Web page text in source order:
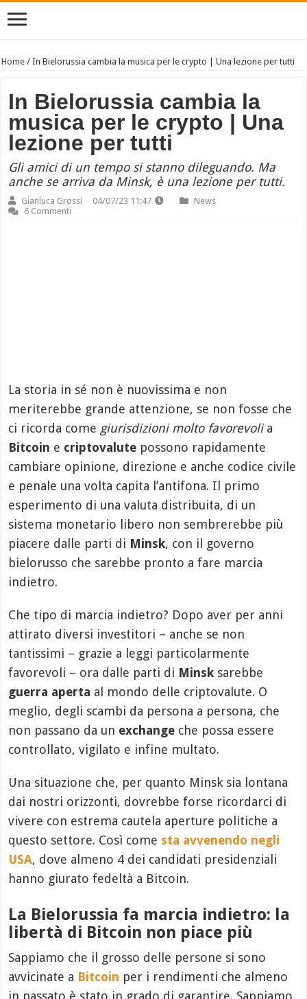
Home /In Bielorussia cambia la musica per le crypto | Una lezione per tutti
In Bielorussia cambia la
musica per le crypto | Una
lezione per tutti
Gli amici di un tempo si stanno dileguando. Ma
anche se arriva da Minsk, è una lezione per tutti.
Gianluca Grossi 04/07/23 11:47
News
6 Commenti
La storia in sé non è nuovissima e non
meriterebbe grande attenzione, se non fosse che
ci ricorda come giurisdizioni molto favorevolia
Bitcoin e criptovalute possono rapidamente
cambiare opinione, direzione e anche codice civile
e penale una volta capita l’antifona. Il primo
esperimento di una valuta distribuita, di un
sistema monetario libero non sembrerebbe più
piacere dalle parti di Minsk, con il governo
bielorusso che sarebbe pronto a fare marcia
indietro.
Che tipo di marcia indietro? Dopo aver per anni
attirato diversi investitori – anche se non
tantissimi – grazie a leggi particolarmente
favorevoli – ora dalle parti di Minsk sarebbe
guerra aperta al mondo delle criptovalute. O
meglio, degli scambi da persona a persona, che
non passano da un exchange che possa essere
controllato, vigilato e infine multato.
Una situazione che, per quanto Minsk sia lontana
dai nostri orizzonti, dovrebbe forse ricordarci di
vivere con estrema cautela aperture politiche a
questo settore. Così come sta avvenendo negli
USA, dove almeno 4 dei candidati presidenziali
hanno giurato fedeltà a Bitcoin.
La Bielorussia fa marcia indietro: la
libertà di Bitcoin non piace più
Sappiamo che il grosso delle persone si sono
avvicinate a Bitcoin per i rendimenti che almeno
in passato è stato in grado di garantire. Sappiamo